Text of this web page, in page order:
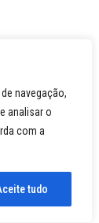
navegação,
analisar o
com a
tudo